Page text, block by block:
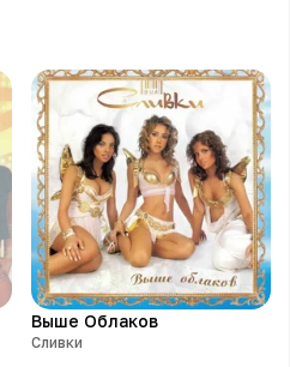
Выше Облаков
Сливки